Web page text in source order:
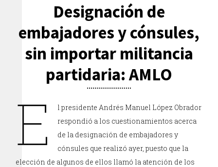
Designación de
embajadores y cónsules,
sin importar militancia
partidaria: AMLO
E
l presidente Andrés Manuel López Obrador
respondió a los cuestionamientos acerca
de la designación de embajadores y
cónsules que realizó ayer, puesto que la
elección de algunos de ellos llamó la atención de los